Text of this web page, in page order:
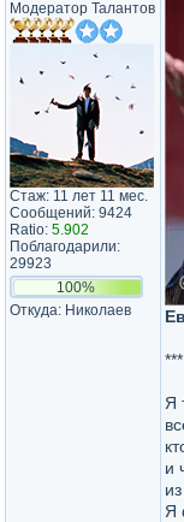
Модератор Талантов
Стаж: 11 лет 11 мес.
Сообщений: 9424
Ratio: 5.902
Поблагодарили:
29923
100%
Откуда: Николаев
***
Я
и
Я